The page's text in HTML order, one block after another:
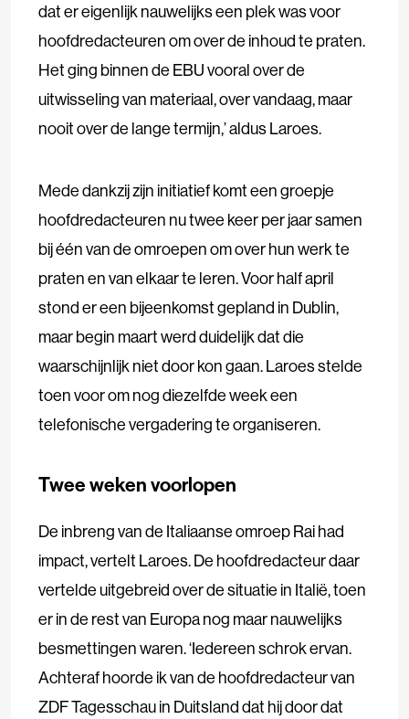
dat er eigenlijk nauwelijks een plek was voor
hoofdredacteuren om over de inhoud te praten.
Het ging binnen de EBU vooral over de
uitwisseling van materiaal, over vandaag, maar
nooit over de lange termijn,’ aldus Laroes.
Mede dankzij zijn initiatief komt een groepje
hoofdredacteuren nu twee keer per jaar samen
bij één van de omroepen om over hun werk te
praten en van elkaar te leren. Voor half april
stond er een bijeenkomst gepland in Dublin,
maar begin maart werd duidelijk dat die
waarschijnlijk niet door kon gaan. Laroes stelde
toen voor om nog diezelfde week een
telefonische vergadering te organiseren.
Twee weken voorlopen
De inbreng van de Italiaanse omroep Rai had
impact, vertelt Laroes. De hoofdredacteur daar
vertelde uitgebreid over de situatie in Italië, toen
er in de rest van Europa nog maar nauwelijks
besmettingen waren. ‘Iedereen schrok ervan.
Achteraf hoorde ik van de hoofdredacteur van
ZDF Tagesschau in Duitsland dat hij door dat